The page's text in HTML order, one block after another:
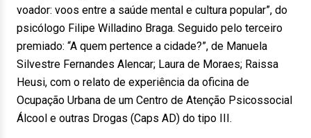
voador: voos entre a saúde mental e cultura popular”, do
psicólogo Filipe Willadino Braga. Seguido pelo terceiro
premiado: “A quem pertence a cidade?”, de Manuela
Silvestre Fernandes Alencar; Laura de Moraes; Raissa
Heusi, com o relato de experiência da oficina de
Ocupação Urbana de um Centro de Atenção Psicossocial
Álcool e outras Drogas (Caps AD) do tipo III.